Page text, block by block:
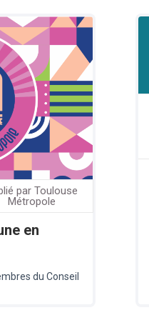
par Toulouse
Métropole
en
du Conseil